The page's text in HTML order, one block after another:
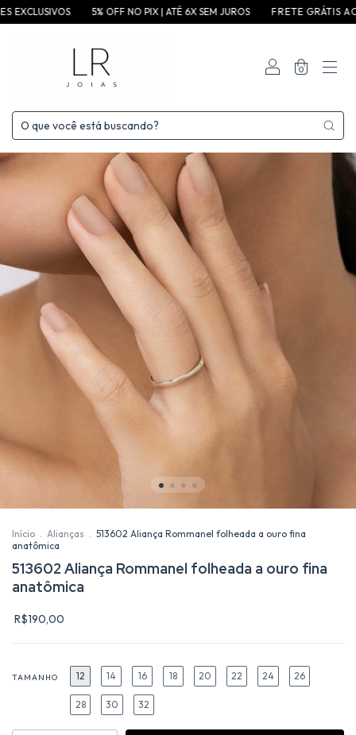
EXCLUSIVOS 5% OFF NO PIX | ATÉ 6X SEM JUROS F R E T E G R ÁT I S A C
0
Início . Alianças . 513602 Aliança Rommanel folheada a ouro fina
anatômica
513602 Aliança Rommanel folheada a ouro fina
anatômica
R$190,00
TAMANHO 12 14 16 18 20 22 24 26
28 30 32